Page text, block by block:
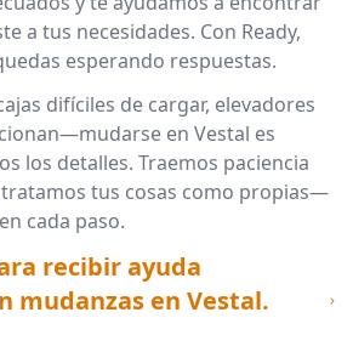
a tus necesidades. Con Ready,
esperando respuestas.
difíciles de cargar, elevadores
en Vestal es
los detalles. Traemos paciencia
tus cosas como propias—
cada paso.
recibir ayuda
mudanzas en Vestal.